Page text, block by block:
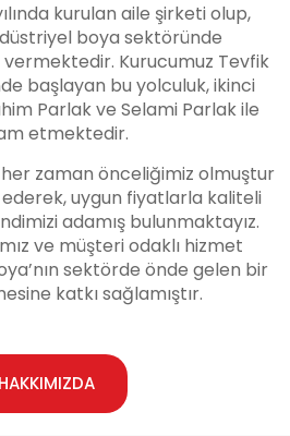
kurulan aile şirketi olup,
boya sektöründe
Kurucumuz Tevfik
başlayan bu yolculuk, ikinci
Parlak ve Selami Parlak ile
etmektedir.
zaman önceliğimiz olmuştur
uygun fiyatlarla kaliteli
adamış bulunmaktayız.
ve müşteri odaklı hizmet
sektörde önde gelen bir
katkı sağlamıştır.
HAKKIMIZDA